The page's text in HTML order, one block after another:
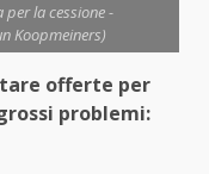
per la cessione -
Koopmeiners)
offerte per
problemi: